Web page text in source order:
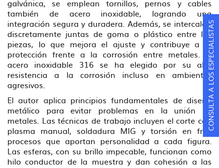
galvánica, se emplean tornillos, pernos y cables
también de acero inoxidable, logrando una
integración segura y duradera. Además, se intercalan
discretamente juntas de goma o plástico entre las
piezas, lo que mejora el ajuste y contribuye a la
protección frente a la corrosión entre metales. El
acero inoxidable 316 se ha elegido por su alta
resistencia a la corrosión incluso en ambientes
agresivos.
El autor aplica principios fundamentales de diseño
metálico para evitar problemas en la unión de
metales. Las técnicas de trabajo incluyen el corte con
plasma manual, soldadura MIG y torsión en frío,
procesos que aportan personalidad a cada figura.
Las esferas, con su brillo impecable, funcionan como
hilo conductor de la muestra y dan cohesión a las
CONSULTA A LOS ESPECIALISTAS